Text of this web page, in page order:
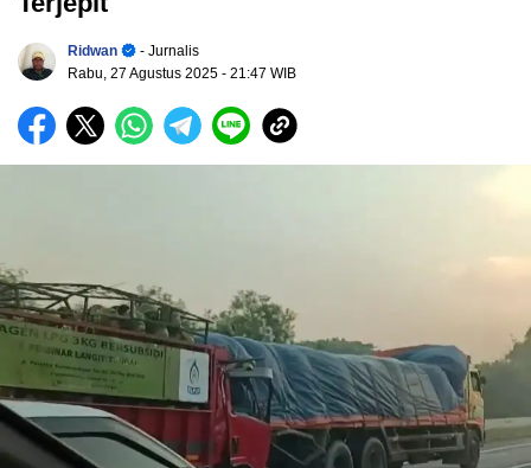
Ridwan
- Jurnalis
Rabu, 27 Agustus 2025 - 21:47 WIB